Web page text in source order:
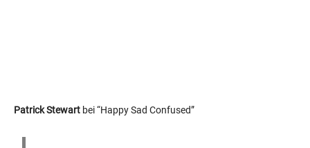
Patrick Stewart bei “Happy Sad Confused”